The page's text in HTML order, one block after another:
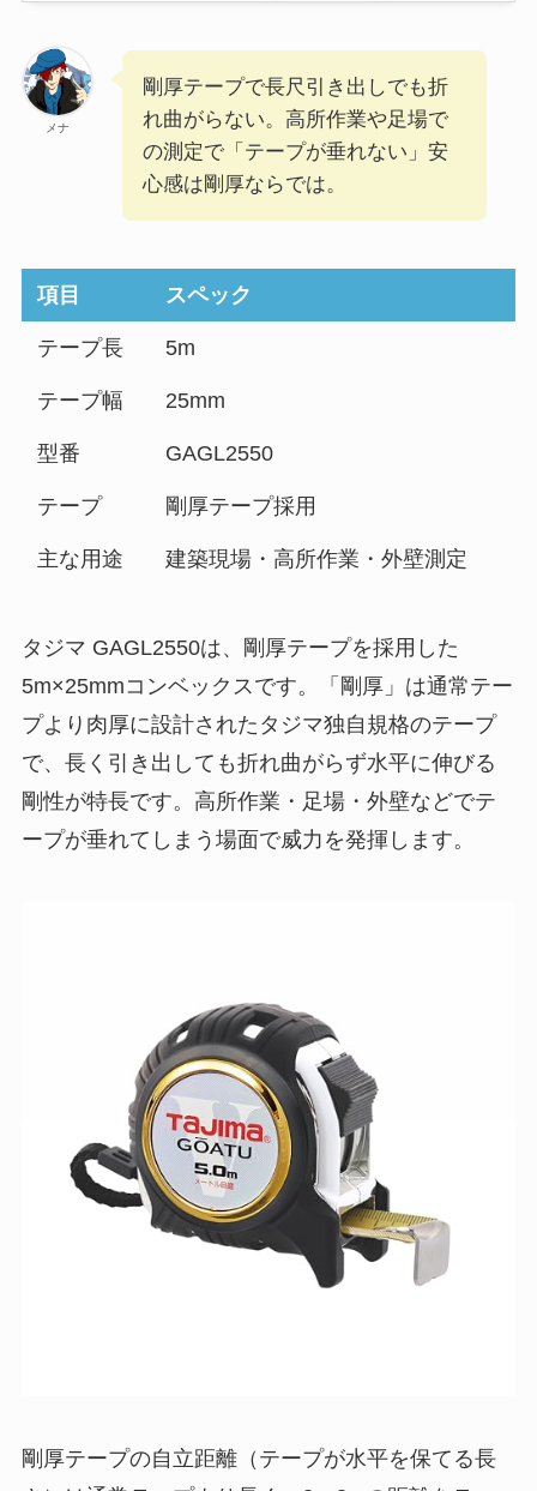
メナ
剛厚テープで長尺引き出しでも折
れ曲がらない。高所作業や足場で
の測定で「テープが垂れない」安
心感は剛厚ならでは。
項目 スペック
テープ長 5m
テープ幅 25mm
型番 GAGL2550
テープ 剛厚テープ採用
主な用途 建築現場・高所作業・外壁測定
タジマ GAGL2550は、剛厚テープを採用した
5m×25mmコンベックスです。「剛厚」は通常テー
プより肉厚に設計されたタジマ独自規格のテープ
で、長く引き出しても折れ曲がらず水平に伸びる
剛性が特長です。高所作業・足場・外壁などでテ
ープが垂れてしまう場面で威力を発揮します。
剛厚テープの自立距離（テープが水平を保てる長